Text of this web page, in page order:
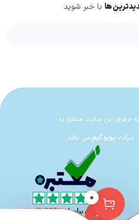
ها با خبر شوید
حقوق این سایت متعلق به
شرکت پوبو گیممی باشد
۰